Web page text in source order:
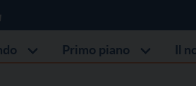
Primo piano Il